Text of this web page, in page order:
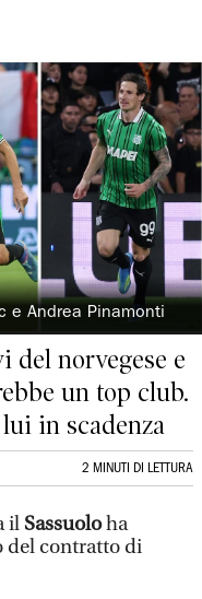
e Andrea Pinamonti
del norvegese e
un top club.
in scadenza
2 MINUTI DI LETTURA
il Sassuoloha
del contratto di